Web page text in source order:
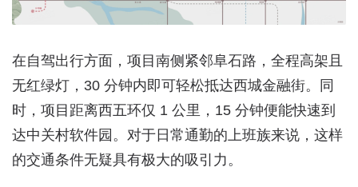
在自驾出行方面，项目南侧紧邻阜石路，全程高架且
无红绿灯，30 分钟内即可轻松抵达西城金融街。同
时，项目距离西五环仅 1 公里，15 分钟便能快速到
达中关村软件园。对于日常通勤的上班族来说，这样
的交通条件无疑具有极大的吸引力。